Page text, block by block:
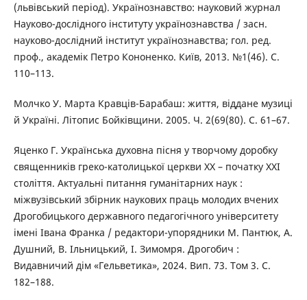
(львівський період). Українознавство: науковий журнал
Науково-дослідного інституту українознавства / засн.
науково-дослідний інститут українознавства; гол. ред.
проф., академік Петро Кононенко. Київ, 2013. №1(46). С.
110–113.
Молчко У. Марта Кравців-Барабаш: життя, віддане музиці
й Україні. Літопис Бойківщини. 2005. Ч. 2(69(80). С. 61–67.
Яценко Г. Українська духовна пісня у творчому доробку
священників греко-католицької церкви ХХ – початку ХХІ
століття. Актуальні питання гуманітарних наук :
міжвузівський збірник наукових праць молодих вчених
Дрогобицького державного педагогічного університету
імені Івана Франка / редактори-упорядники М. Пантюк, А.
Душний, В. Ільницький, І. Зимомря. Дрогобич :
Видавничий дім «Гельветика», 2024. Вип. 73. Том 3. С.
182–188.